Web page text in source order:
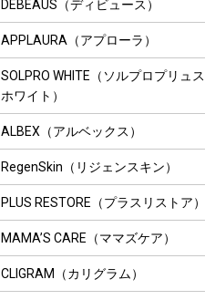
DEBEAUS（ディビュース）
APPLAURA（アプローラ）
SOLPRO WHITE（ソルプロプリュス
ホワイト）
ALBEX（アルベックス）
RegenSkin（リジェンスキン）
PLUS RESTORE（プラスリストア）
MAMA’S CARE（ママズケア）
CLIGRAM（カリグラム）